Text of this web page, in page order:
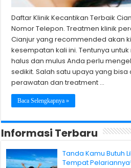
Daftar Klinik Kecantikan Terbaik
Nomor Telepon. Treatmen klinik
Cianjur yang recommended akan
kesempatan kali ini. Tentunya
halus dan mulus Anda perlu
sedikit. Salah satu upaya yang
perawatan dan treatment …
Baca Selengkapnya »
Informasi Terbaru
Tanda Kamu Butuh
Tempat Pelariannya!